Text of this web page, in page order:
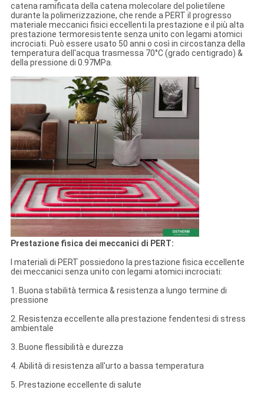
catena ramificata della catena molecolare del polietilene
durante la polimerizzazione, che rende a PERT il progresso
materiale meccanici fisici eccellenti la prestazione e il più alta
prestazione termoresistente senza unito con legami atomici
incrociati. Può essere usato 50 anni o così in circostanza della
temperatura dell'acqua trasmessa 70°C (grado centigrado) &
della pressione di 0.97MPa.
Prestazione fisica dei meccanici di PERT:
I materiali di PERT possiedono la prestazione fisica eccellente
dei meccanici senza unito con legami atomici incrociati:
1. Buona stabilità termica & resistenza a lungo termine di
pressione
2. Resistenza eccellente alla prestazione fendentesi di stress
ambientale
3. Buone flessibilità e durezza
4. Abilità di resistenza all'urto a bassa temperatura
5. Prestazione eccellente di salute